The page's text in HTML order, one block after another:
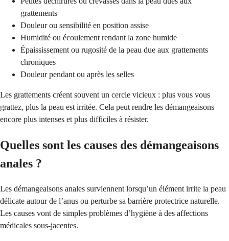
grattements
Douleur ou sensibilité en position assise
Humidité ou écoulement rendant la zone humide
Épaississement ou rugosité de la peau due aux grattements
chroniques
Douleur pendant ou après les selles
Les grattements créent souvent un cercle vicieux : plus vous vous
grattez, plus la peau est irritée. Cela peut rendre les démangeaisons
encore plus intenses et plus difficiles à résister.
Quelles sont les causes des démangeaisons
anales ?
Les démangeaisons anales surviennent lorsqu’un élément irrite la peau
délicate autour de l’anus ou perturbe sa barrière protectrice naturelle.
Les causes vont de simples problèmes d’hygiène à des affections
médicales sous-jacentes.